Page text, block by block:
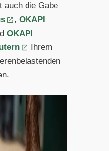
auch die Gabe
,OKAPI
OKAPI
Ihrem